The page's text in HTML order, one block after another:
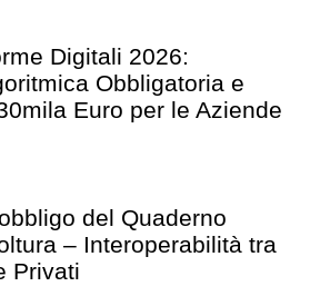
Digitali 2026:
Obbligatoria e
Euro per le Aziende
del Quaderno
– Interoperabilità tra
Privati